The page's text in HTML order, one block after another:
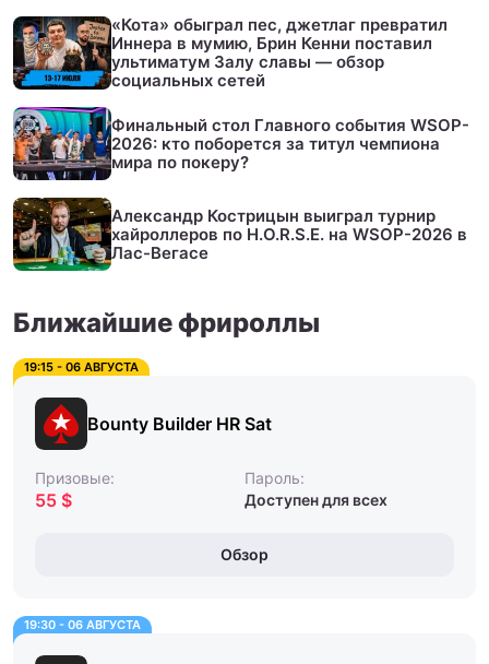
«Кота» обыграл пес, джетлаг превратил
Иннера в мумию, Брин Кенни поставил
ультиматум Залу славы — обзор
социальных сетей
Финальный стол Главного события WSOP-
2026: кто поборется за титул чемпиона
мира по покеру?
Александр Кострицын выиграл турнир
хайроллеров по H.O.R.S.E. на WSOP-2026 в
Лас-Вегасе
Ближайшие фрироллы
19:15 - 06 АВГУСТА
Bounty Builder HR Sat
Призовые:
55 $
Пароль:
Доступен для всех
Обзор
19:30 - 06 АВГУСТА